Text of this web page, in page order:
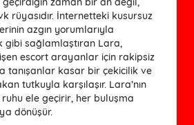
rüyasıdır. İnternetteki kusursuz
azgın yorumlarıyla
gibi sağlamlaştıran Lara,
escort arayanlar için rakipsiz
tanışanlar kasar bir çekicilik ve
tutkuyla karşılaşır. Lara’nın
ele geçirir, her buluşma
dönüşür.